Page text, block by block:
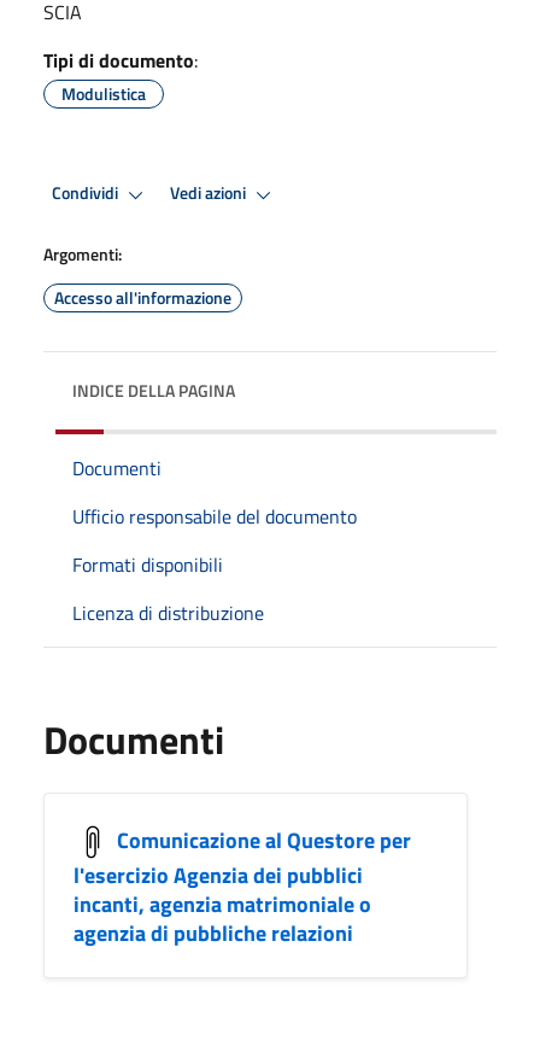
SCIA
Tipi di documento:
Modulistica
Condividi Vedi azioni
Argomenti:
Accesso all'informazione
INDICE DELLA PAGINA
Documenti
Ufficio responsabile del documento
Formati disponibili
Licenza di distribuzione
Documenti
Comunicazione al Questore per
l'esercizio Agenzia dei pubblici
incanti, agenzia matrimoniale o
agenzia di pubbliche relazioni